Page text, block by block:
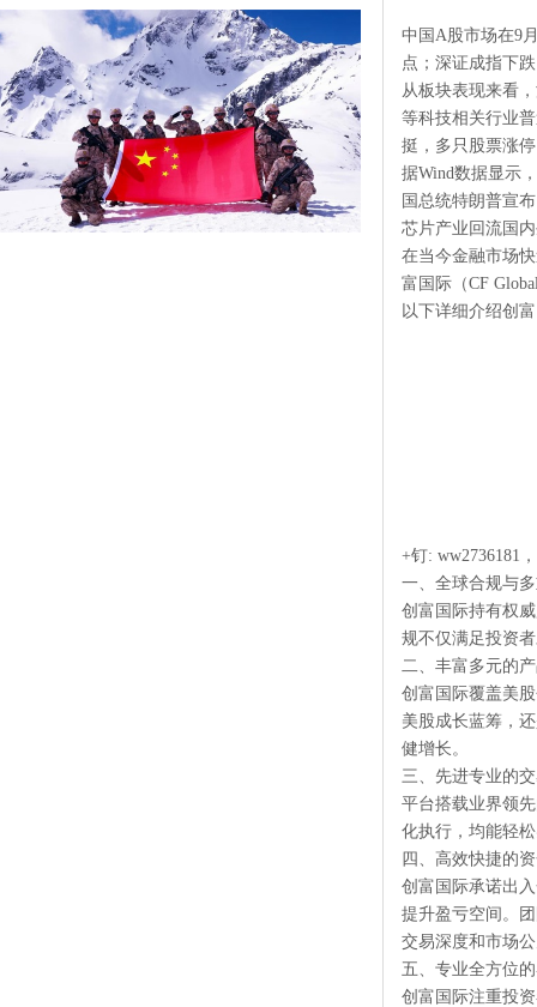
中国A股市场在9
点；深证成指下
从板块表现来看
等科技相关行业
挺，多只股票涨
据Wind数据显示
国总统特朗普宣
芯片产业回流国
在当今金融市场
富国际（CF
以下详细介绍创
+钉: ww2736181
一、全球合规与
创富国际持有权
规不仅满足投资
二、丰富多元的
创富国际覆盖美
美股成长蓝筹，
健增长。
三、先进专业的
平台搭载业界领
化执行，均能轻
四、高效快捷的
创富国际承诺出
提升盈亏空间。
交易深度和市场
五、专业全方位
创富国际注重投